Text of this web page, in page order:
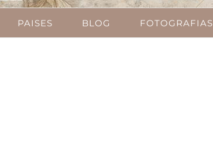
PAISES BLOG FOTOGRAFIAS